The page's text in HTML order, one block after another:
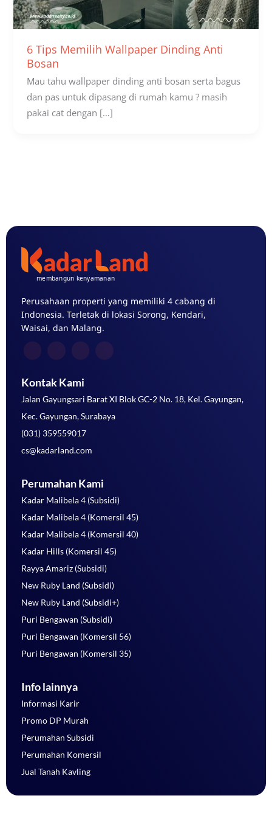
6 Tips Memilih Wallpaper Dinding Anti
Bosan
Mau tahu wallpaper dinding anti bosan serta bagus
dan pas untuk dipasang di rumah kamu ? masih
pakai cat dengan […]
Perusahaan properti yang memiliki 4 cabang di
Indonesia. Terletak di lokasi Sorong, Kendari,
Waisai, dan Malang.
Kontak Kami
Jalan Gayungsari Barat XI Blok GC-2 No. 18, Kel. Gayungan,
Kec. Gayungan, Surabaya
(031) 359559017
cs@kadarland.com
Perumahan Kami
Kadar Malibela 4 (Subsidi)
Kadar Malibela 4 (Komersil 45)
Kadar Malibela 4 (Komersil 40)
Kadar Hills (Komersil 45)
Rayya Amariz (Subsidi)
New Ruby Land (Subsidi)
New Ruby Land (Subsidi+)
Puri Bengawan (Subsidi)
Puri Bengawan (Komersil 56)
Puri Bengawan (Komersil 35)
Info lainnya
Informasi Karir
Promo DP Murah
Perumahan Subsidi
Perumahan Komersil
Jual Tanah Kavling